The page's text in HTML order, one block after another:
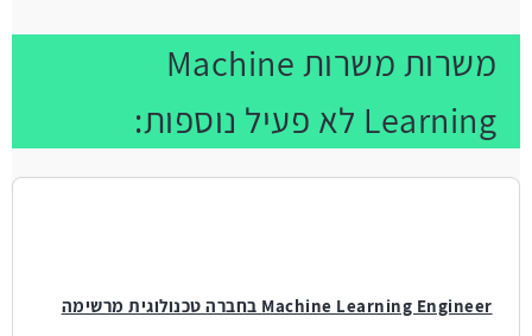
משרות משרות Machine
Learning לא פעיל נוספות:
Machine Learning Engineer בחברה טכנולוגית מרשימה